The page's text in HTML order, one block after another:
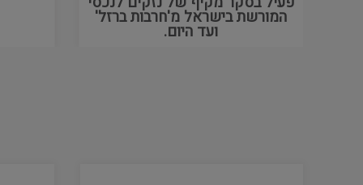
המורשת בישראל מ'חרבות ברזל'
ועד היום.